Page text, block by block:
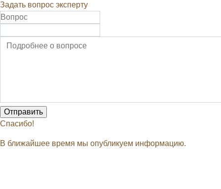
Задать вопрос эксперту
Спасибо!
В ближайшее время мы опубликуем информацию.